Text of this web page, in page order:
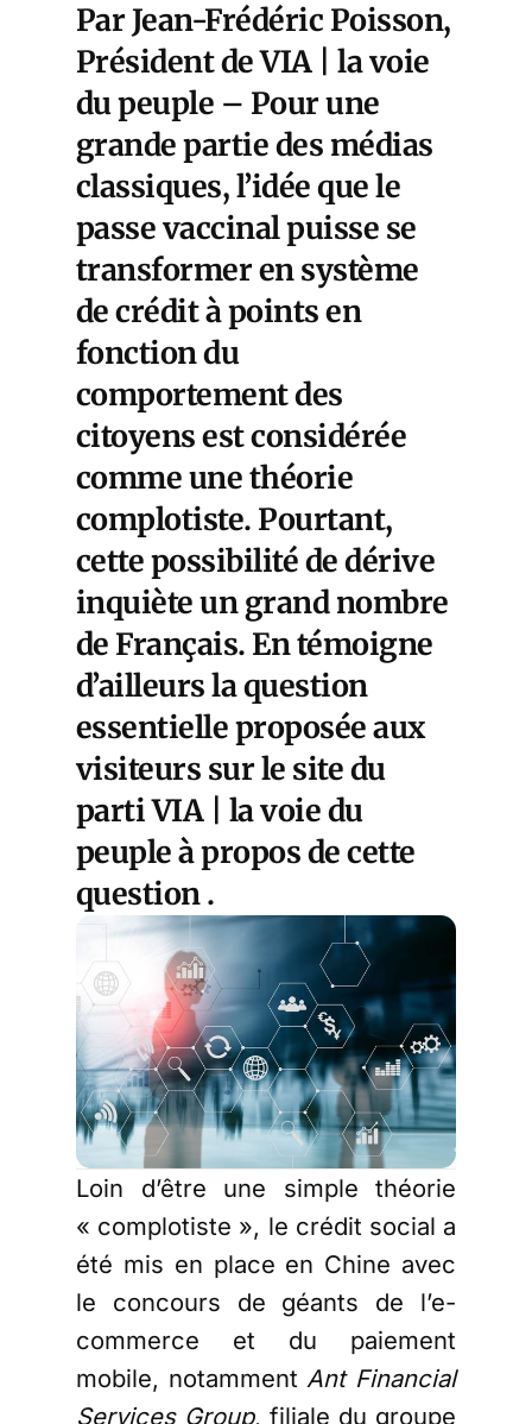
Par Jean-Frédéric Poisson,
Président de VIA | la voie
du peuple – Pour une
grande partie des médias
classiques, l’idée que le
passe vaccinal puisse se
transformer en système
de crédit à points en
fonction du
comportement des
citoyens est considérée
comme une théorie
complotiste. Pourtant,
cette possibilité de dérive
inquiète un grand nombre
de Français. En témoigne
d’ailleurs la question
essentielle proposée aux
visiteurs sur le site du
parti VIA | la voie du
peuple à propos de cette
question .
Loin d’être une simple théorie
« complotiste », le crédit social a
été mis en place en Chine avec
le concours de géants de l’e-
commerce et du paiement
mobile, notammentAnt Financial
Services Group, filiale du groupe